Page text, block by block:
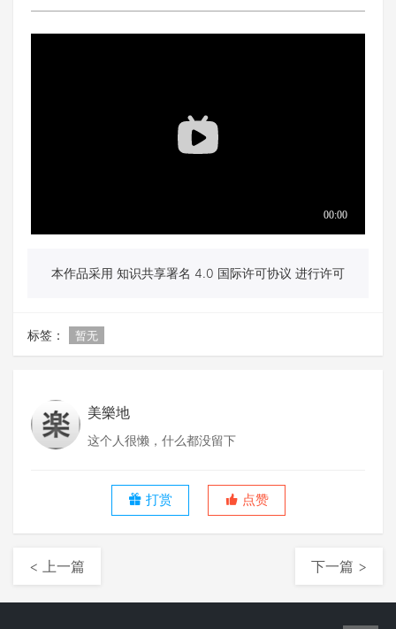
本作品采用 知识共享署名 4.0 国际许可协议 进行许可
标签： 暂无
美樂地
这个人很懒，什么都没留下
打赏 点赞
< 上一篇 下一篇 >